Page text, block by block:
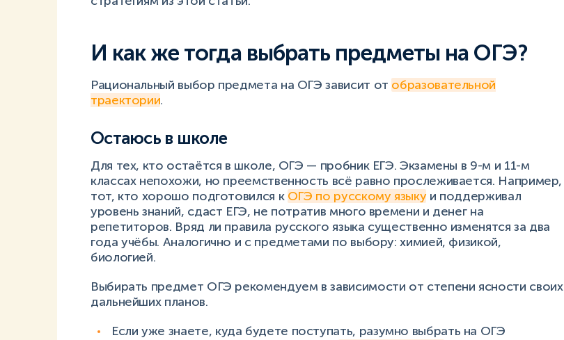
И как же тогда выбрать предметы на ОГЭ?
Рациональный выбор предмета на ОГЭ зависит от образовательной
траектории.
Остаюсь в школе
Для тех, кто остаётся в школе, ОГЭ — пробник ЕГЭ. Экзамены в 9-м и 11-м
классах непохожи, но преемственность всё равно прослеживается. Например,
тот, кто хорошо подготовился к ОГЭ по русскому языку и поддерживал
уровень знаний, сдаст ЕГЭ, не потратив много времени и денег на
репетиторов. Вряд ли правила русского языка существенно изменятся за два
года учёбы. Аналогично и с предметами по выбору: химией, физикой,
биологией.
Выбирать предмет ОГЭ рекомендуем в зависимости от степени ясности своих
дальнейших планов.
Если уже знаете, куда будете поступать, разумно выбрать на ОГЭ